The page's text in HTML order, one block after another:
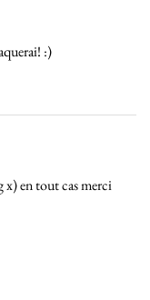
:)
x) en tout cas merci